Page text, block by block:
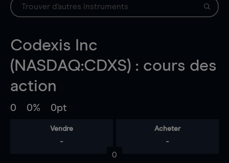
Codexis Inc
(NASDAQ:CDXS) : cours des
action
0 0% 0pt
Vendre
-
Acheter
-
0